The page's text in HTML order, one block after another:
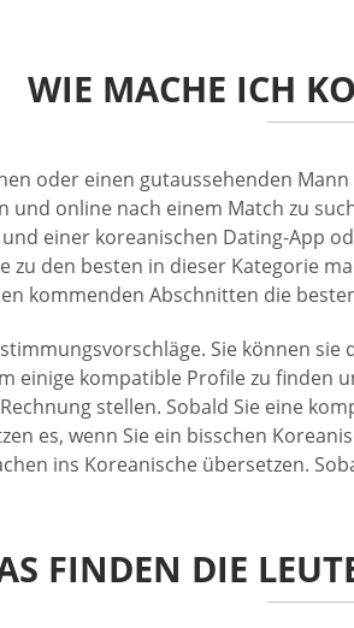
WIE MACHE ICH
oder einen gutaussehenden
online nach einem Match zu
einer koreanischen Dating-App
zu den besten in dieser Kategorie
kommenden Abschnitten die
Sie können
einige kompatible Profile zu finden
stellen. Sobald Sie eine
es, wenn Sie ein bisschen
ins Koreanische übersetzen.
FINDEN DIE